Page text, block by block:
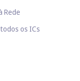
Rede
os ICs